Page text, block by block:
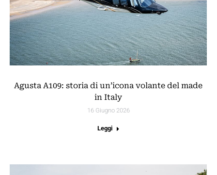
Agusta A109: storia di un’icona volante del made
in Italy
16 Giugno 2026
Leggi